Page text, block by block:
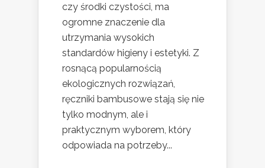
czy środki czystości, ma
ogromne znaczenie dla
utrzymania wysokich
standardów higieny i estetyki. Z
rosnącą popularnością
ekologicznych rozwiązań,
ręczniki bambusowe stają się nie
tylko modnym, ale i
praktycznym wyborem, który
odpowiada na potrzeby...